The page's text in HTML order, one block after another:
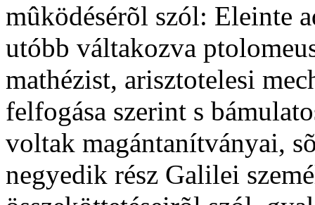
mûködésérõl szól: Eleinte
utóbb váltakozva
mathézist, arisztotelesi
felfogása szerint s
voltak magántanítványai,
negyedik rész Galilei